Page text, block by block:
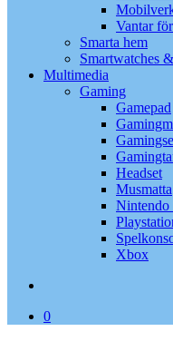
Vantar
Smarta hem
Smartwatches
Multimedia
Gaming
Gamepad
Headset
Musmatta
Nintendo
Xbox
0